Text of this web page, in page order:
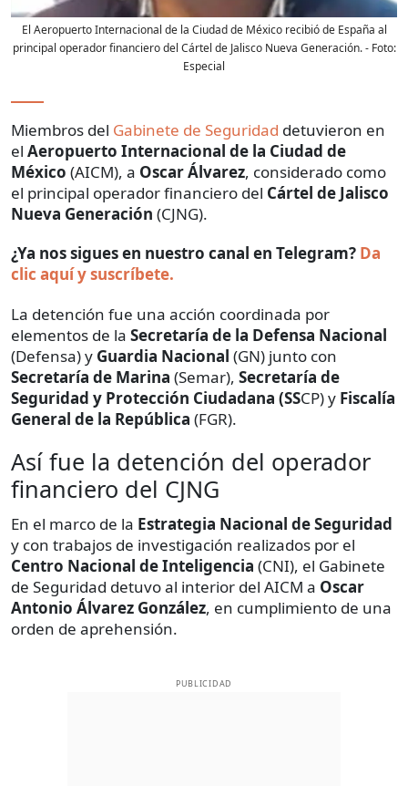
El Aeropuerto Internacional de la Ciudad de México recibió de España al
principal operador financiero del Cártel de Jalisco Nueva Generación.- Foto:
Especial
Miembros del Gabinete de Seguridad detuvieron en
el Aeropuerto Internacional de la Ciudad de
México (AICM), a Oscar Álvarez, considerado como
el principal operador financiero del Cártel de Jalisco
Nueva Generación (CJNG).
¿Ya nos sigues en nuestro canal en Telegram? Da
clic aquí y suscríbete.
La detención fue una acción coordinada por
elementos de la Secretaría de la Defensa Nacional
(Defensa) y Guardia Nacional (GN) junto con
Secretaría de Marina (Semar), Secretaría de
Seguridad y Protección Ciudadana (SSCP) y Fiscalía
General de la República (FGR).
Así fue la detención del operador
financiero del CJNG
En el marco de la Estrategia Nacional de Seguridad
y con trabajos de investigación realizados por el
Centro Nacional de Inteligencia (CNI), el Gabinete
de Seguridad detuvo al interior del AICM a Oscar
Antonio Álvarez González, en cumplimiento de una
orden de aprehensión.
PUBLICIDAD